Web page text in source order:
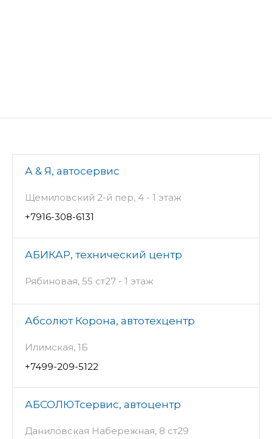
А & Я, автосервис
Щемиловский 2-й пер, 4 - 1 этаж
+7916-308-6131
АБИКАР, технический центр
Рябиновая, 55 ст27 - 1 этаж
Абсолют Корона, автотехцентр
Илимская, 1Б
+7499-209-5122
АБСОЛЮТсервис, автоцентр
Даниловская Набережная, 8 ст29